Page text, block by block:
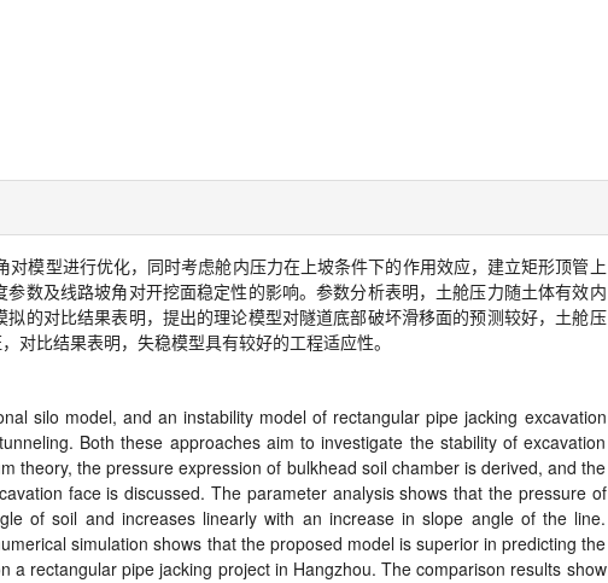
模型进行优化，同时考虑舱内压力在上坡条件下的作用效应，建立矩形顶管上
数及线路坡角对开挖面稳定性的影响。参数分析表明，土舱压力随土体有效内
的对比结果表明，提出的理论模型对隧道底部破坏滑移面的预测较好，土舱压
比结果表明，失稳模型具有较好的工程适应性。
silo model, and an instability model of rectangular pipe jacking excavation
Both these approaches aim to investigate the stability of excavation
theory, the pressure expression of bulkhead soil chamber is derived, and the
face is discussed. The parameter analysis shows that the pressure of
of soil and increases linearly with an increase in slope angle of the line.
simulation shows that the proposed model is superior in predicting the
rectangular pipe jacking project in Hangzhou. The comparison results show